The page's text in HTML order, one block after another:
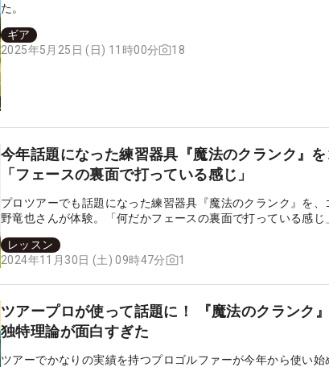
た。
ギア
2025年5月25日 (日) 11時00分
18
今年話題になった練習器具『魔法のクランク』
「フェースの裏面で打っている感じ」
プロツアーでも話題になった練習器具『魔法のクランク』を
野竜也さんが体験。「何だかフェースの裏面で打っている感じ
レッスン
2024年11月30日 (土) 09時47分
1
ツアープロが使って話題に！ 『魔法のクランク
独特理論が面白すぎた
ツアーでかなりの実績を持つプロゴルファーが今年から使い